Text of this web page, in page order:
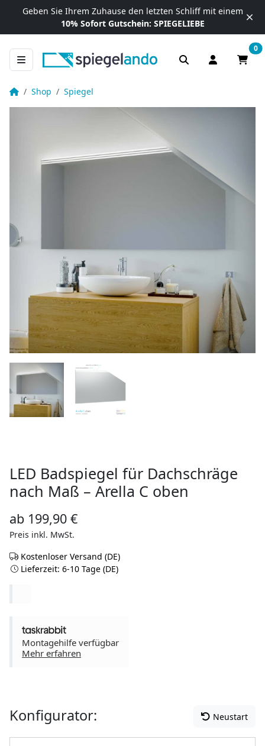
Zum Inhalt springen
Geben Sie Ihrem Zuhause den letzten Schliff mit einem
10% Sofort Gutschein: SPIEGELIEBE
Anmelden /
0
Startseite
Shop Spiegel
LED Badspiegel für Dachschräge nach Maß – Arella C oben
LED Badspiegel für Dachschräge
nach Maß – Arella C oben
ab 199,90 €
Preis inkl. MwSt.
Kostenloser Versand (DE)
Lieferzeit: 6-10 Tage (DE)
Montagehilfe verfügbar
Mehr erfahren
Konfigurator: Neustart